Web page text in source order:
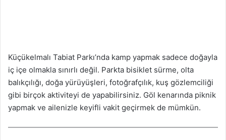
Küçükelmalı Tabiat Parkı’nda kamp yapmak sadece doğayla
iç içe olmakla sınırlı değil. Parkta bisiklet sürme, olta
balıkçılığı, doğa yürüyüşleri, fotoğrafçılık, kuş gözlemciliği
gibi birçok aktiviteyi de yapabilirsiniz. Göl kenarında piknik
yapmak ve ailenizle keyifli vakit geçirmek de mümkün.